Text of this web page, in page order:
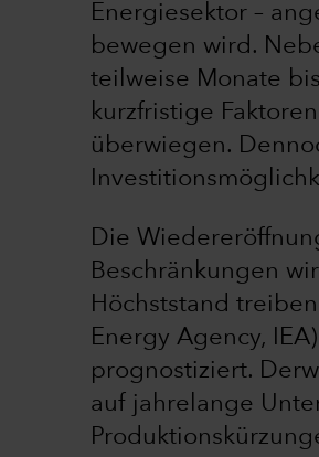
Energiesektor –
bewegen wird.
teilweise Monate
kurzfristige
überwiegen.
Die
Beschränkungen
Höchststand
Energy Agency,
prognostiziert.
auf jahrelange